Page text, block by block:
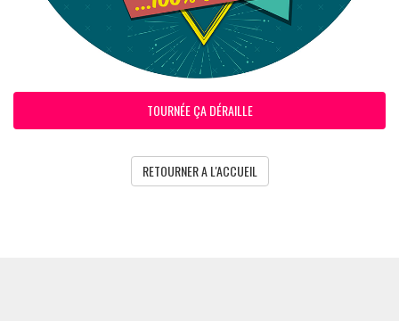
TOURNÉE ÇA DÉRAILLE
RETOURNER A L'ACCUEIL